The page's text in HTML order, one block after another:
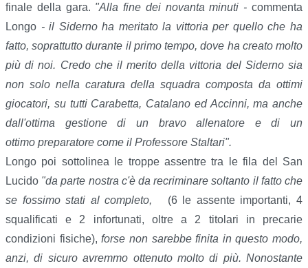
finale della gara. "Alla fine dei novanta minuti - commenta
Longo - il Siderno ha meritato la vittoria per quello che ha
fatto, soprattutto durante il primo tempo, dove ha creato molto
più di noi. Credo che il merito della vittoria del Siderno sia
non solo nella caratura della squadra composta da ottimi
giocatori, su tutti Carabetta, Catalano ed Accinni, ma anche
dall'ottima gestione di un bravo allenatore e di un
ottimo preparatore come il Professore Staltari".
Longo poi sottolinea le troppe assentre tra le fila del San
Lucido "da parte nostra c'è da recriminare soltanto il fatto che
se fossimo stati al completo,
(6 le assente importanti, 4
squalificati e 2 infortunati, oltre a 2 titolari in precarie
condizioni fisiche), forse non sarebbe finita in questo modo,
anzi, di sicuro avremmo ottenuto molto di più. Nonostante